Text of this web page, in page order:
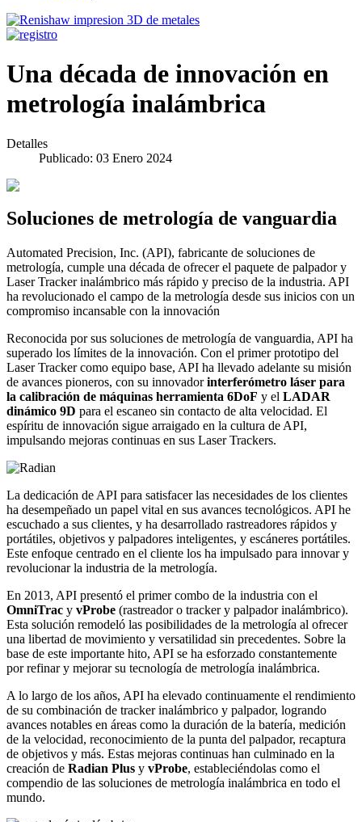
Una década de innovación en
metrología inalámbrica
Detalles
Publicado: 03 Enero 2024
Soluciones de metrología de vanguardia
Automated Precision, Inc. (API), fabricante de soluciones de
metrología, cumple una década de ofrecer el paquete de palpador y
Laser Tracker inalámbrico más rápido y preciso de la industria. API
ha revolucionado el campo de la metrología desde sus inicios con un
compromiso incansable con la innovación
Reconocida por sus soluciones de metrología de vanguardia, API ha
superado los límites de la innovación. Con el primer prototipo del
Laser Tracker como equipo base, API ha llevado adelante su misión
de avances pioneros, con su innovadorinterferómetro láser para
la calibración de máquinas herramienta 6DoF y el LADAR
dinámico 9D para el escaneo sin contacto de alta velocidad. El
espíritu de innovación sigue arraigado en la cultura de API,
impulsando mejoras continuas en sus Laser Trackers.
La dedicación de API para satisfacer las necesidades de los clientes
ha desempeñado un papel vital en sus avances tecnológicos. API he
escuchado a sus clientes, y ha desarrollado rastreadores rápidos y
portátiles, objetivos y palpadores inteligentes, y escáneres portátiles.
Este enfoque centrado en el cliente los ha impulsado para innovar y
revolucionar la industria de la metrología.
En 2013, API presentó el primer combo de la industria con el
OmniTrac y vProbe (rastreador o tracker y palpador inalámbrico).
Esta solución remodeló las posibilidades de la metrología al ofrecer
una libertad de movimiento y versatilidad sin precedentes. Sobre la
base de este importante hito, API se ha esforzado constantemente
por refinar y mejorar su tecnología de metrología inalámbrica.
A lo largo de los años, API ha elevado continuamente el rendimiento
de su combinación de tracker inalámbrico y palpador, logrando
avances notables en áreas como la duración de la batería, medición
de la velocidad, reconocimiento de la punta del palpador, recaptura
de objetivos y más. Estas mejoras continuas han culminado en la
creación de Radian Plus y vProbe, estableciéndolas como el
compendio de las soluciones de metrología inalámbrica en todo el
mundo.